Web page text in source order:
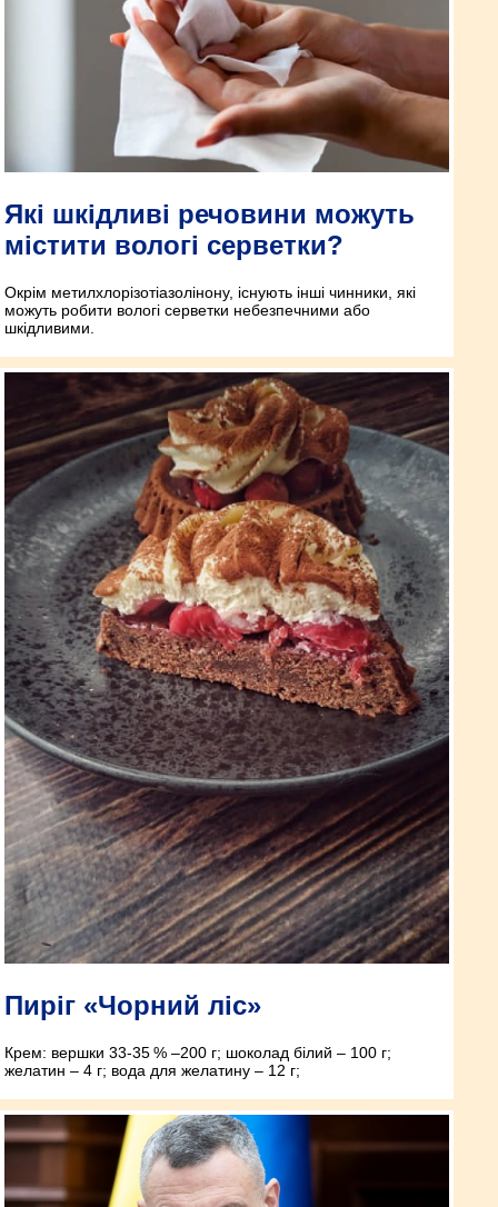
Які шкідливі речовини можуть
містити вологі серветки?
Окрім метил­хлор­ізо­тіазолінону, існують інші чинники, які
можуть робити вологі серветки небезпечними або
шкідливими.
Пиріг «Чорний ліс»
Крем: вершки 33-35 % –200 г; шоколад білий – 100 г;
желатин – 4 г; вода для желатину – 12 г;